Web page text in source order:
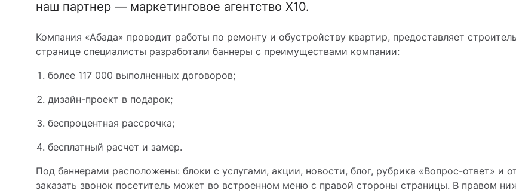
наш партнер — маркетинговое агентство X10.
Компания «Абада» проводит работы по ремонту и обустройству квартир, предоставляет
странице специалисты разработали баннеры с преимуществами компании:
более 117 000 выполненных договоров;
дизайн-проект в подарок;
беспроцентная рассрочка;
бесплатный расчет и замер.
Под баннерами расположены: блоки с услугами, акции, новости, блог, рубрика «Вопрос-ответ» и
заказать звонок посетитель может во встроенном меню с правой стороны страницы. В правом